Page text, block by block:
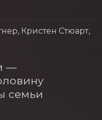
Кристен Стюарт,
—
семьи